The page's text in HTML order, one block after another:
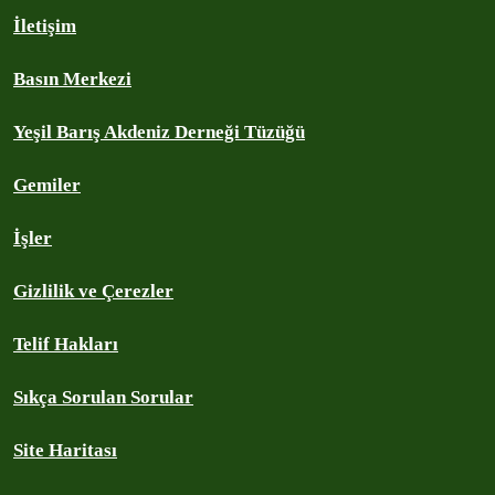
İletişim
Basın Merkezi
Yeşil Barış Akdeniz Derneği Tüzüğü
Gemiler
İşler
Gizlilik ve Çerezler
Telif Hakları
Sıkça Sorulan Sorular
Site Haritası